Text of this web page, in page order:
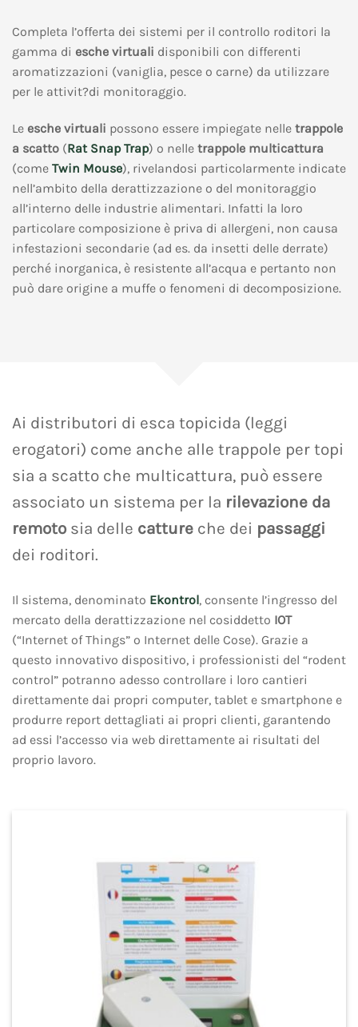
Completa l’offerta dei sistemi per il controllo roditori la
gamma di esche virtuali disponibili con differenti
aromatizzazioni (vaniglia, pesce o carne) da utilizzare
per le attivit?di monitoraggio.
Le esche virtuali possono essere impiegate nelle trappole
a scatto (Rat Snap Trap) o nelle trappole multicattura
(come Twin Mouse), rivelandosi particolarmente indicate
nell’ambito della derattizzazione o del monitoraggio
all’interno delle industrie alimentari. Infatti la loro
particolare composizione è priva di allergeni, non causa
infestazioni secondarie (ad es. da insetti delle derrate)
perché inorganica, è resistente all’acqua e pertanto non
può dare origine a muffe o fenomeni di decomposizione.
Ai distributori di esca topicida (leggi
erogatori) come anche alle trappole per topi
sia a scatto che multicattura, può essere
associato un sistema per la rilevazione da
remoto sia delle catture che dei passaggi
dei roditori.
Il sistema, denominato Ekontrol, consente l’ingresso del
mercato della derattizzazione nel cosiddetto IOT
(“Internet of Things” o Internet delle Cose). Grazie a
questo innovativo dispositivo, i professionisti del “rodent
control” potranno adesso controllare i loro cantieri
direttamente dai propri computer, tablet e smartphone e
produrre report dettagliati ai propri clienti, garantendo
ad essi l’accesso via web direttamente ai risultati del
proprio lavoro.